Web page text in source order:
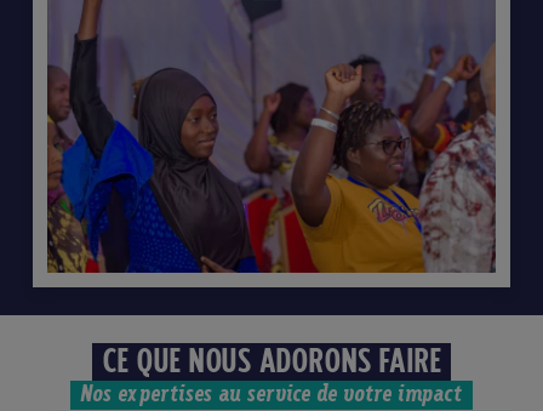
CE QUE NOUS ADORONS FAIRE
Nos expertises au service de votre impact